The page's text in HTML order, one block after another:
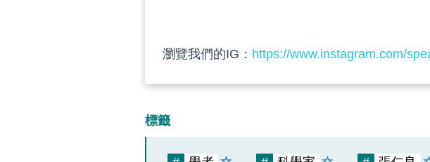
瀏覽我們的IG： https://www.instagram.com/
標籤